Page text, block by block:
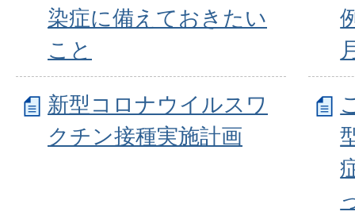
染症に備えておきたい
こと
新型コロナウイルスワ
クチン接種実施計画